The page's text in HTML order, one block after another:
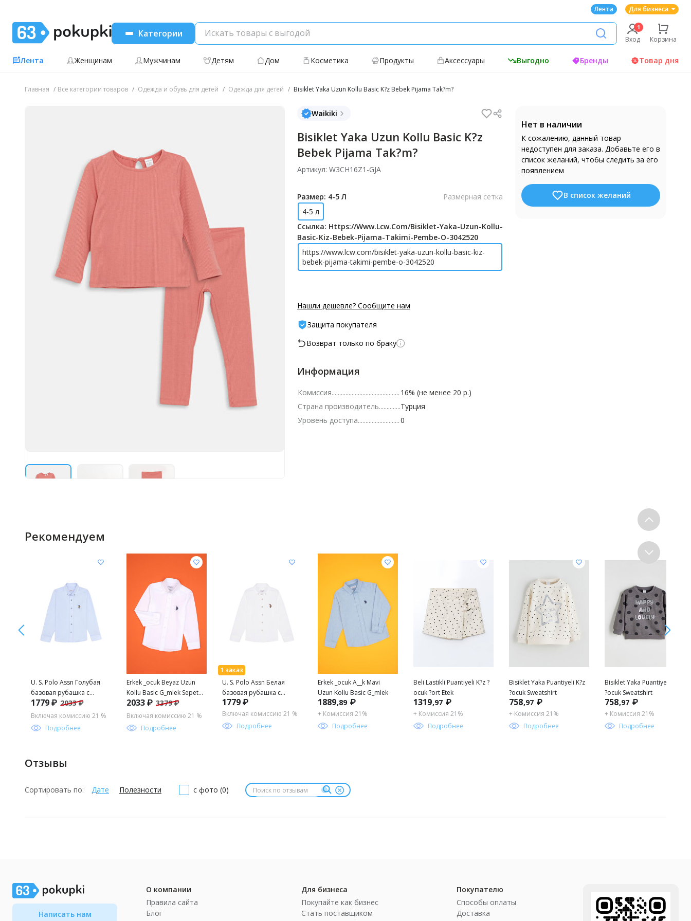
Лента Для бизнеса
Категории
Вход Корзина
Лента Женщинам Мужчинам Детям Дом Косметика Продукты Аксессуары Выгодно Бренды Товар дня
Главная Все категории товаров Одежда и обувь для детей Одежда для детей Bisiklet Yaka Uzun Kollu Basic K?z Bebek Pijama Tak?m?
Waikiki
Bisiklet Yaka Uzun Kollu Basic K?z
Bebek Pijama Tak?m?
Артикул: W3CH16Z1-GJA
Размер: 4-5 Л
Размерная сетка
4-5 л
Ссылка: Https://www.lcw.com/bisiklet-Yaka-Uzun-Kollu-
Basic-Kiz-Bebek-Pijama-Takimi-Pembe-O-3042520
https://www.lcw.com/bisiklet-yaka-uzun-kollu-basic-kiz-
bebek-pijama-takimi-pembe-o-3042520
Нет в наличии
К сожалению, данный товар
недоступен для заказа. Добавьте его в
список желаний, чтобы следить за его
появлением
В список желаний
Нашли дешевле? Сообщите нам
Защита покупателя
Возврат только по браку
Информация
Комиссия
16% (не менее 20 р.)
Страна производитель
Турция
Уровень доступа
0
Рекомендуем
U. S. Polo Assn Голубая
базовая рубашка с
длинным рукавом для
мальчика
1779 ₽ 2033 ₽
Включая комиссию 21 %
Подробнее
Erkek _ocuk Beyaz Uzun
Kollu Basic G_mlek Sepette
S_rpriz _ndirim
2033 ₽ 3379 ₽
Включая комиссию 21 %
Подробнее
U. S. Polo Assn Белая
базовая рубашка с
длинным рукавом для
мальчика
1779 ₽
Включая комиссию 21 %
Подробнее
Erkek _ocuk A__k Mavi
Uzun Kollu Basic G_mlek
1889,89 ₽
+ Комиссия 21%
Подробнее
Beli Lastikli Puantiyeli K?z ?
ocuk ?ort Etek
1319,97 ₽
+ Комиссия 21%
Подробнее
Bisiklet Yaka Puantiyeli K?z
?ocuk Sweatshirt
758,97 ₽
+ Комиссия 21%
Подробнее
Bisiklet Yaka Puantiyeli K?z
?ocuk Sweatshirt
758,97 ₽
+ Комиссия 21%
Подробнее
Отзывы
Сортировать по: Дате Полезности с фото (0)
Написать нам
О компании
Правила сайта
Блог
Для бизнеса
Покупайте как бизнес
Стать поставщиком
Покупателю
Способы оплаты
Доставка